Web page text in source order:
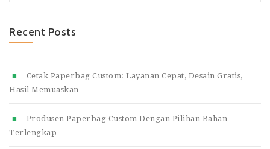
Recent Posts
Cetak Paperbag Custom: Layanan Cepat, Desain Gratis,
Hasil Memuaskan
Produsen Paperbag Custom Dengan Pilihan Bahan
Terlengkap